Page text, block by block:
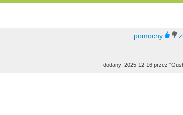
dodany: 2025-12-16 przez